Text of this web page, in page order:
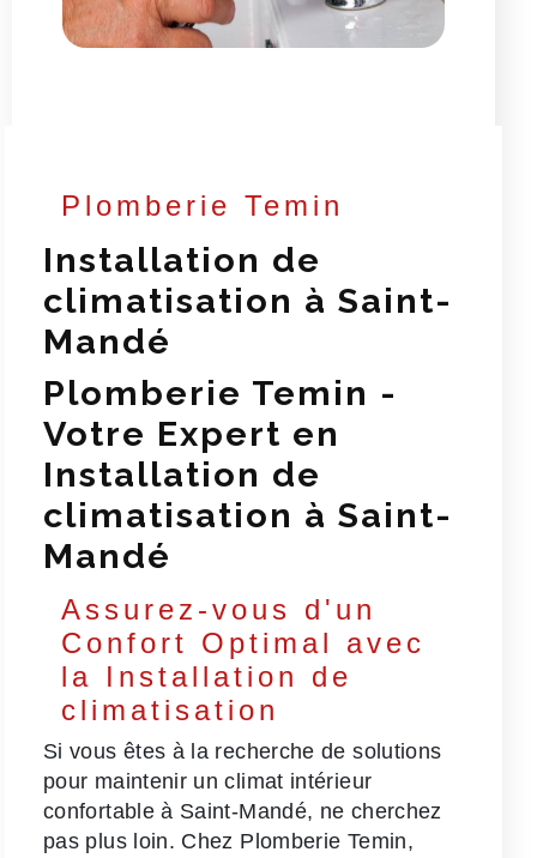
Plomberie Temin
Installation de
climatisation à Saint-
Mandé
Plomberie Temin -
Votre Expert en
Installation de
climatisation à Saint-
Mandé
Assurez-vous d'un
Confort Optimal avec
la Installation de
climatisation
Si vous êtes à la recherche de solutions
pour maintenir un climat intérieur
confortable à Saint-Mandé, ne cherchez
pas plus loin. Chez Plomberie Temin,